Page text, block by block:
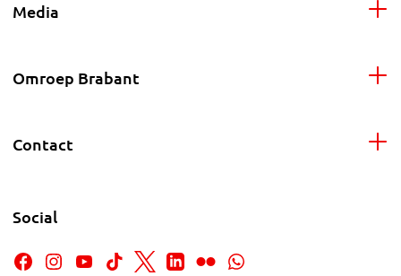
Media
Omroep Brabant
Contact
Social